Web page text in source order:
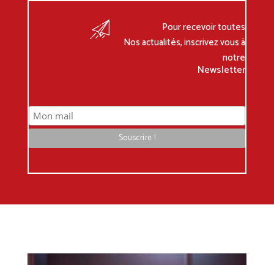
Pour recevoir toutes
Nos actualités, inscrivez vous à
notre
Newsletter